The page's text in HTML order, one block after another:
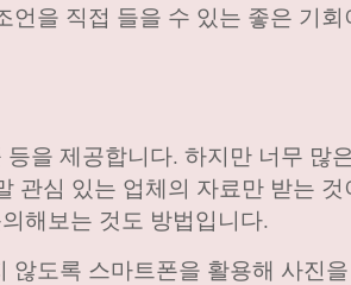
을 직접 들을 수 있는 좋은 기회
을 제공합니다. 하지만 너무 많
관심 있는 업체의 자료만 받는 것
해보는 것도 방법입니다.
도록 스마트폰을 활용해 사진